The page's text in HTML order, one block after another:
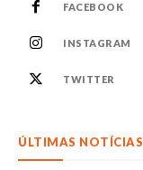
FACEBOOK
INSTAGRAM
TWITTER
ÚLTIMAS NOTÍCIAS